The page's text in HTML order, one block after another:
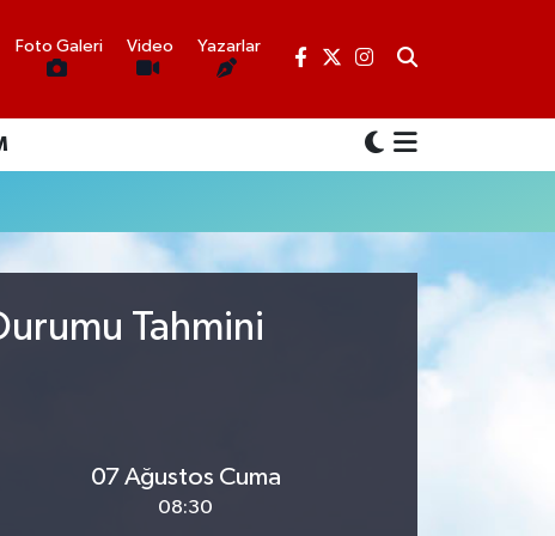
Foto Galeri Video Yazarlar
Tahmini
07 Ağustos Cuma
08:30